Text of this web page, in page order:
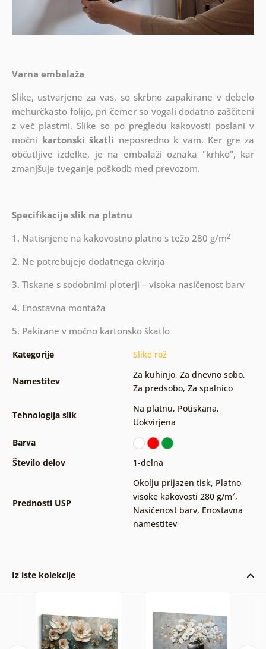
Varna embalaža
Slike, ustvarjene za vas, so skrbno zapakirane v debelo
mehurčkasto folijo, pri čemer so vogali dodatno zaščiteni
z več plastmi. Slike so po pregledu kakovosti poslani v
močni kartonski škatli neposredno k vam. Ker gre za
občutljive izdelke, je na embalaži oznaka "krhko", kar
zmanjšuje tveganje poškodb med prevozom.
Specifikacije slik na platnu
1. Natisnjene na kakovostno platno s težo 280 g/m2
2. Ne potrebujejo dodatnega okvirja
3. Tiskane s sodobnimi ploterji – visoka nasičenost barv
4. Enostavna montaža
5. Pakirane v močno kartonsko škatlo
Kategorije Slike rož
Namestitev
Za kuhinjo, Za dnevno sobo,
Za predsobo, Za spalnico
Tehnologija slik
Na platnu, Potiskana,
Uokvirjena
Barva
Število delov
1-delna
Prednosti USP
Okolju prijazen tisk, Platno
visoke kakovosti 280 g/m²,
Nasičenost barv, Enostavna
namestitev
Iz iste kolekcije